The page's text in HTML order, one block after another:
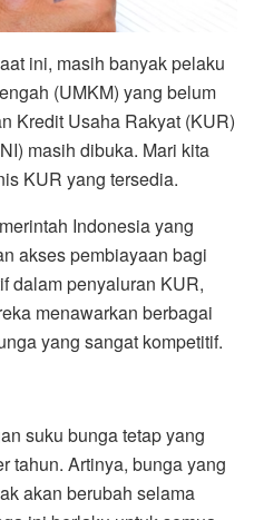
ini, masih banyak pelaku
(UMKM) yang belum
Kredit Usaha Rakyat (KUR)
masih dibuka. Mari kita
KUR yang tersedia.
Indonesia yang
akses pembiayaan bagi
dalam penyaluran KUR,
menawarkan berbagai
yang sangat kompetitif.
suku bunga tetap yang
tahun. Artinya, bunga yang
akan berubah selama